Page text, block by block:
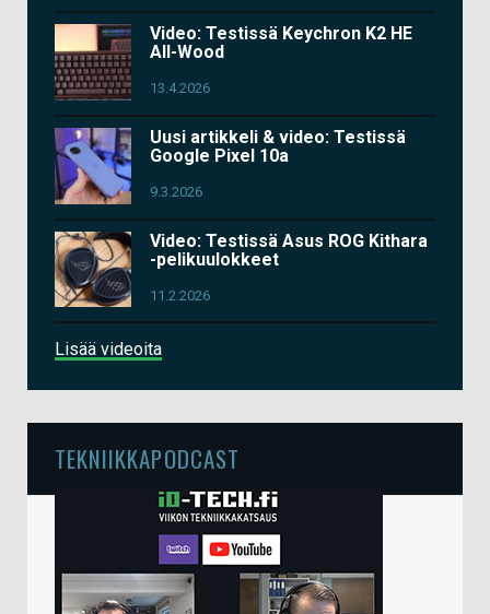
Video: Testissä Keychron K2 HE
All-Wood
13.4.2026
Uusi artikkeli & video: Testissä
Google Pixel 10a
9.3.2026
Video: Testissä Asus ROG Kithara
-pelikuulokkeet
11.2.2026
Lisää videoita
TEKNIIKKAPODCAST